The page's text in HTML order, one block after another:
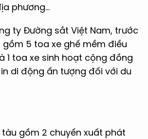
phương…
ty Đường sắt Việt Nam, trước
5 toa xe ghế mềm điều
1 toa xe sinh hoạt cộng đồng
di động ấn tượng đối với du
tàu gồm 2 chuyến xuất phát